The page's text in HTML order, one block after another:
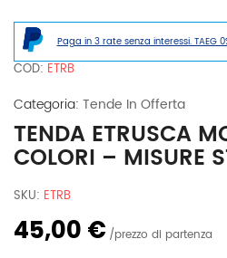
colori
Misure
Standard
quantità
Paga in 3 rate senza interessi. TAEG
COD: ETRB
Categoria: Tende In Offerta
TENDA ETRUSCA
COLORI – MISURE
SKU: ETRB
45,00 € prezzo di partenza